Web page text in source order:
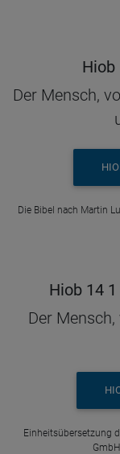
Hiob
Der Mensch,
Die Bibel nach Martin
Hiob 14
Der
Einheitsübersetzung